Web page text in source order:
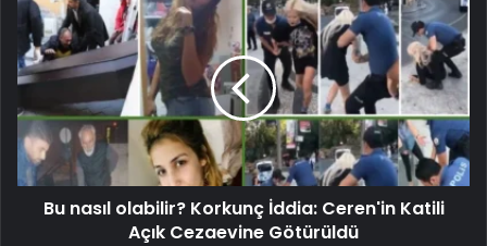
Bu nasıl olabilir? Korkunç İddia: Ceren'in Katili
Açık Cezaevine Götürüldü